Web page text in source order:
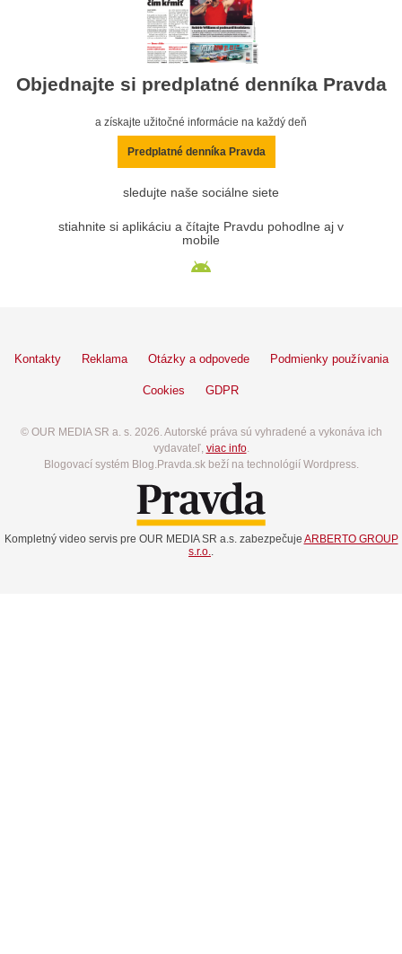
Objednajte si predplatné denníka Pravda
a získajte užitočné informácie na každý deň
Predplatné denníka Pravda
sledujte naše sociálne siete
stiahnite si aplikáciu a čítajte Pravdu pohodlne aj v
mobile
Kontakty Reklama Otázky a odpovede Podmienky používania
Cookies GDPR
© OUR MEDIA SR a. s. 2026. Autorské práva sú vyhradené a vykonáva ich
vydavateľ, viac info.
Blogovací systém Blog.Pravda.sk beží na technológií Wordpress.
Kompletný video servis pre OUR MEDIA SR a.s. zabezpečuje ARBERTO GROUP
s.r.o..